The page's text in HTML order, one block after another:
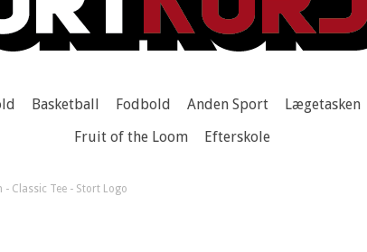
Basketball Fodbold Anden Sport Lægetasken
Fruit of the Loom
Efterskole
Classic Tee - Stort Logo